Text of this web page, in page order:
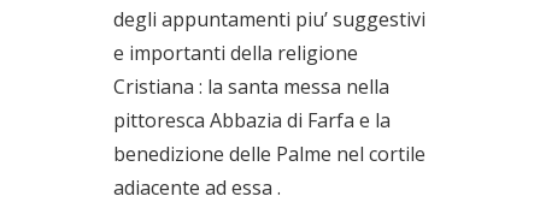
degli appuntamenti piu’ suggestivi
e importanti della religione
Cristiana : la santa messa nella
pittoresca Abbazia di Farfa e la
benedizione delle Palme nel cortile
adiacente ad essa .